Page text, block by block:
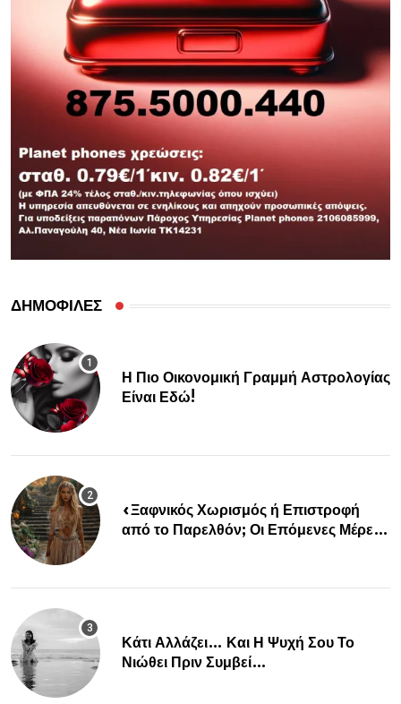
ΔΗΜΟΦΙΛΕΣ
Η Πιο Οικονομική Γραμμή Αστρολογίας
Είναι Εδώ!
«Ξαφνικός Χωρισμός ή Επιστροφή
από το Παρελθόν; Οι Επόμενες Μέρες
Κάτι Αλλάζει… Και Η Ψυχή Σου Το
Νιώθει Πριν Συμβεί…